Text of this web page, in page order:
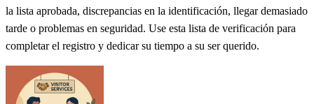
la lista aprobada, discrepancias en la identificación, llegar demasiado
tarde o problemas en seguridad. Use esta lista de verificación para
completar el registro y dedicar su tiempo a su ser querido.